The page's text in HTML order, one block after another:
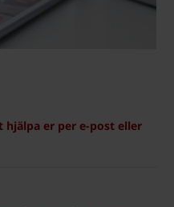
er per e-post eller